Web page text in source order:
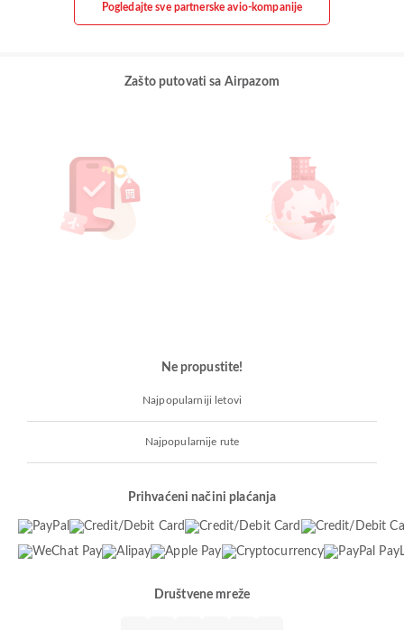
Pogledajte sve partnerske avio-kompanije
Zašto putovati sa Airpazom
Ne propustite!
Najpopularniji letovi
Najpopularnije rute
Prihvaćeni načini plaćanja
Društvene mreže